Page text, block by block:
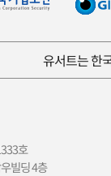
유서트는 한
호
빌딩 4층